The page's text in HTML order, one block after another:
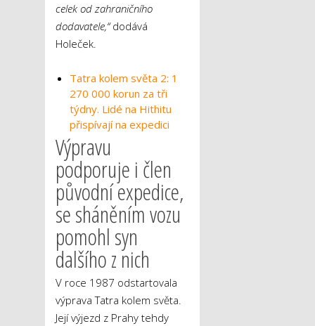
celek od zahraničního
dodavatele,“dodává
Holeček.
Tatra kolem světa 2: 1
270 000 korun za tři
týdny. Lidé na Hithitu
přispívají na expedici
Výpravu
podporuje i člen
původní expedice,
se sháněním vozu
pomohl syn
dalšího z nich
V roce 1987 odstartovala
výprava Tatra kolem světa.
Její výjezd z Prahy tehdy